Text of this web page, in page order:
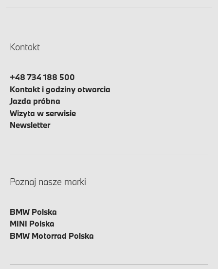
Kontakt
+48 734 188 500
Kontakt i godziny otwarcia
Jazda próbna
Wizyta w serwisie
Newsletter
Poznaj nasze marki
BMW Polska
MINI Polska
BMW Motorrad Polska